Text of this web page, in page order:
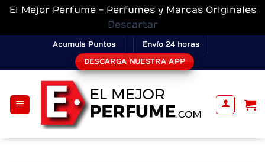
El Mejor Perfume - Perfumes y Marcas Originales
Descartar
content
Acumula Puntos Envío 24 horas
DESCARGA NUESTRA APP